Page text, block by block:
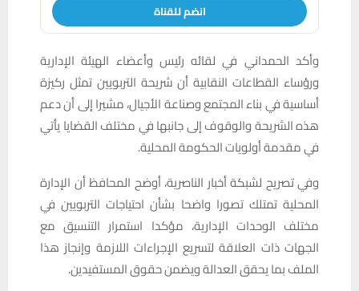
انضم للقناة
وأكد الحمداني في لقائه رئيس وأعضاء الهيئة الإدارية
ورؤساء القطاعات النقابية أن شريحة التربويين تمثل ركيزة
أساسية في بناء المجتمع وصناعة الأجيال، مشيرا إلى أن دعم
هذه الشريحة والوقوف إلى جانبها في مختلف القضايا يأتي
في مقدمة أولويات الحكومة المحلية.
وفي تصريح لشبكة أخبار الناصرية، أوضح المحافظ أن الإدارة
المحلية تمتلك تصورا واضحا بشأن احتياجات التربويين في
مختلف الوحدات الإدارية، مؤكدا استمرار التنسيق مع
الجهات ذات العلاقة لتسريع الإجراءات اللازمة وإنجاز هذا
الملف بما يحقق العدالة ويضمن حقوق المستفيدين.